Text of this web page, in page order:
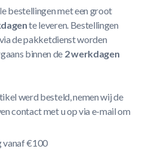
bestellingen met een groot
te leveren. Bestellingen
de pakketdienst worden
binnen de 2 werkdagen
werd besteld, nemen wij de
contact met u op via e-mail om
vanaf €100